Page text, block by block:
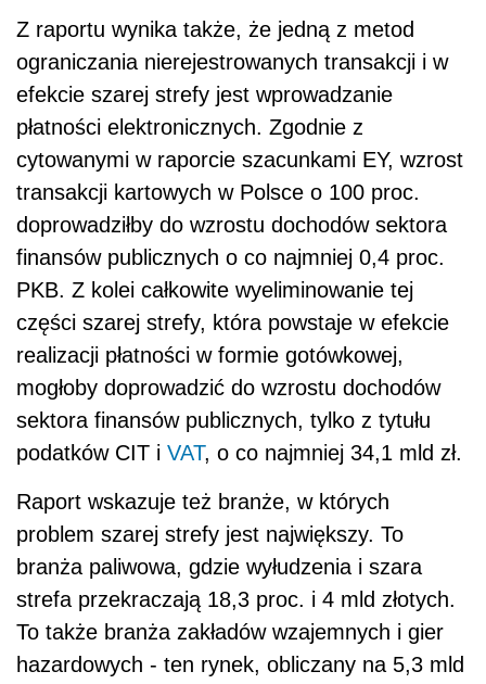
Z raportu wynika także, że jedną z metod
ograniczania nierejestrowanych transakcji i w
efekcie szarej strefy jest wprowadzanie
płatności elektronicznych. Zgodnie z
cytowanymi w raporcie szacunkami EY, wzrost
transakcji kartowych w Polsce o 100 proc.
doprowadziłby do wzrostu dochodów sektora
finansów publicznych o co najmniej 0,4 proc.
PKB. Z kolei całkowite wyeliminowanie tej
części szarej strefy, która powstaje w efekcie
realizacji płatności w formie gotówkowej,
mogłoby doprowadzić do wzrostu dochodów
sektora finansów publicznych, tylko z tytułu
podatków CIT i VAT, o co najmniej 34,1 mld zł.
Raport wskazuje też branże, w których
problem szarej strefy jest największy. To
branża paliwowa, gdzie wyłudzenia i szara
strefa przekraczają 18,3 proc. i 4 mld złotych.
To także branża zakładów wzajemnych i gier
hazardowych - ten rynek, obliczany na 5,3 mld